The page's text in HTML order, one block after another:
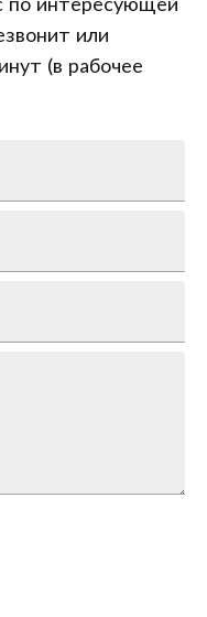
по интересующей
или
(в рабочее